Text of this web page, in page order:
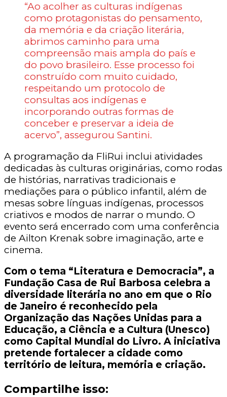
“Ao acolher as culturas indígenas
como protagonistas do pensamento,
da memória e da criação literária,
abrimos caminho para uma
compreensão mais ampla do país e
do povo brasileiro. Esse processo foi
construído com muito cuidado,
respeitando um protocolo de
consultas aos indígenas e
incorporando outras formas de
conceber e preservar a ideia de
acervo”, assegurou Santini.
A programação da FliRui inclui atividades
dedicadas às culturas originárias, como rodas
de histórias, narrativas tradicionais e
mediações para o público infantil, além de
mesas sobre línguas indígenas, processos
criativos e modos de narrar o mundo. O
evento será encerrado com uma conferência
de Ailton Krenak sobre imaginação, arte e
cinema.
Com o tema “Literatura e Democracia”, a
Fundação Casa de Rui Barbosa celebra a
diversidade literária no ano em que o Rio
de Janeiro é reconhecido pela
Organização das Nações Unidas para a
Educação, a Ciência e a Cultura (Unesco)
como Capital Mundial do Livro. A iniciativa
pretende fortalecer a cidade como
território de leitura, memória e criação.
Compartilhe isso: